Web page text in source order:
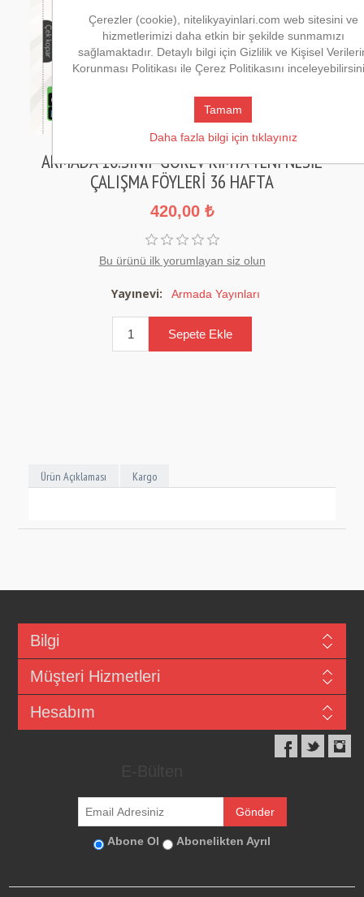
ARMADA 10.SINIF GÖREV KİMYA YENİ NESİL
ÇALIŞMA FÖYLERİ 36 HAFTA
420,00 ₺
Bu ürünü ilk yorumlayan siz olun
Yayınevi: Armada Yayınları
Ürün Açıklaması Kargo
Bilgi
Müşteri Hizmetleri
Hesabım
Abone Ol Abonelikten Ayrıl
Çerezler (cookie), nitelikyayinlari.com web sitesini ve
hizmetlerimizi daha etkin bir şekilde sunmamızı
sağlamaktadır. Detaylı bilgi için Gizlilik ve Kişisel
Korunması Politikası ile Çerez Politikasını
Tamam
Daha fazla bilgi için tıklayınız